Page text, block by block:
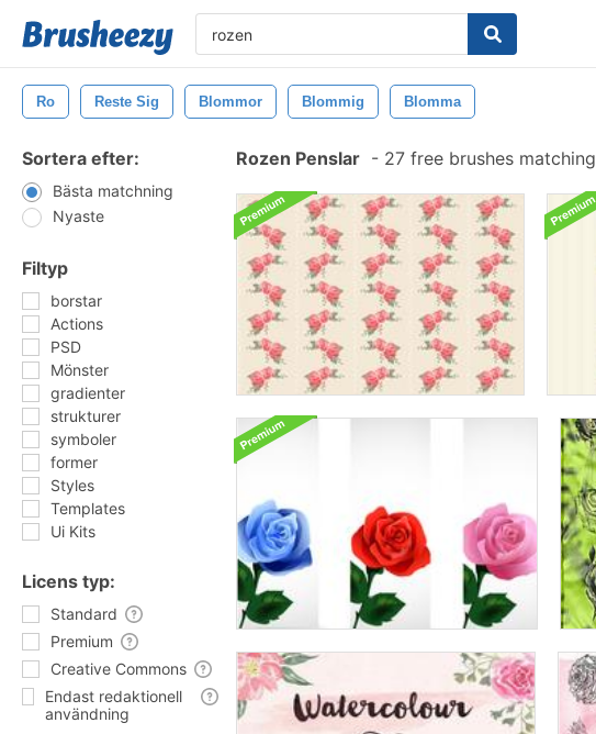
Ro Reste Sig Blommor Blommig Blomma
Sortera efter:
Bästa matchning
Nyaste
Filtyp
borstar
Actions
PSD
Mönster
gradienter
strukturer
symboler
former
Styles
Templates
Ui Kits
Licens typ:
Standard
Premium
Creative Commons
Endast redaktionell
användning
Rozen Penslar - 27 free brushes matching